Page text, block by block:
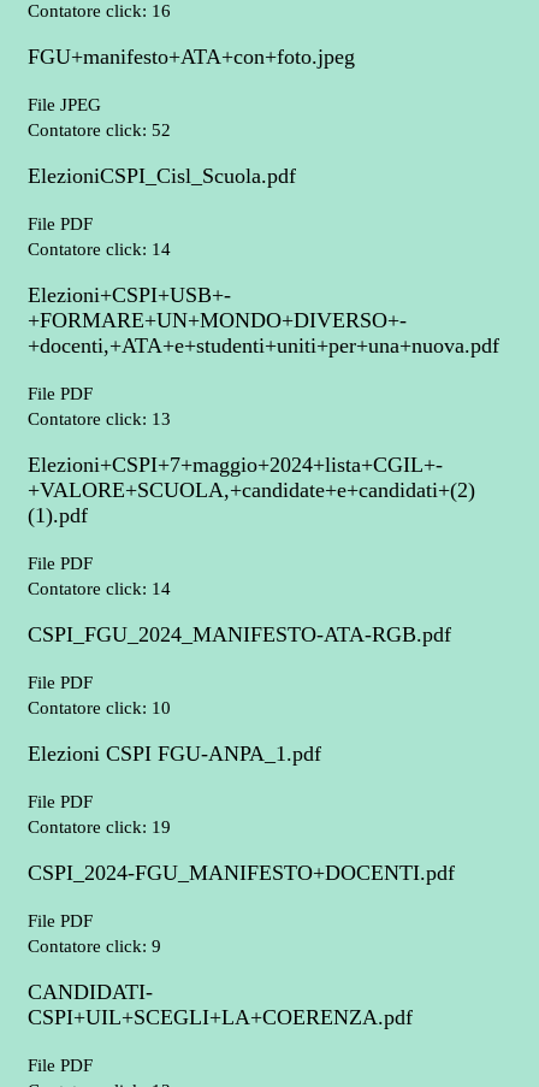
Contatore click: 16
FGU+manifesto+ATA+con+foto.jpeg
File JPEG
Contatore click: 52
ElezioniCSPI_Cisl_Scuola.pdf
File PDF
Contatore click: 14
Elezioni+CSPI+USB+-
+FORMARE+UN+MONDO+DIVERSO+-
+docenti,+ATA+e+studenti+uniti+per+una+nuova.pdf
File PDF
Contatore click: 13
Elezioni+CSPI+7+maggio+2024+lista+CGIL+-
+VALORE+SCUOLA,+candidate+e+candidati+(2)
(1).pdf
File PDF
Contatore click: 14
CSPI_FGU_2024_MANIFESTO-ATA-RGB.pdf
File PDF
Contatore click: 10
Elezioni CSPI FGU-ANPA_1.pdf
File PDF
Contatore click: 19
CSPI_2024-FGU_MANIFESTO+DOCENTI.pdf
File PDF
Contatore click: 9
CANDIDATI-
CSPI+UIL+SCEGLI+LA+COERENZA.pdf
File PDF